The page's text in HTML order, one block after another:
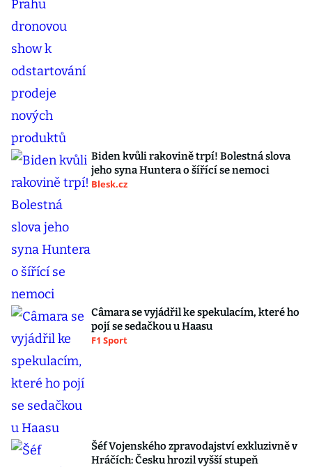
Biden kvůli rakovině trpí! Bolestná slova
jeho syna Huntera o šířící se nemoci
Blesk.cz
Câmara se vyjádřil ke spekulacím, které ho
pojí se sedačkou u Haasu
F1 Sport
Šéf Vojenského zpravodajství exkluzivně v
Hráčích: Česku hrozil vyšší stupeň